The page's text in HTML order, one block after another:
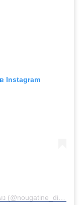
Instagram
Публикация от נוגטין מגשי אירוח וקונדיטוריה (@nougatine_different_bakery)